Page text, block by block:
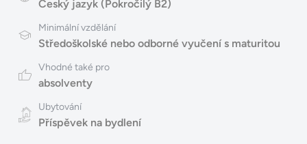
Český jazyk (Pokročilý B2)
Minimální vzdělání
Středoškolské nebo odborné vyučení s maturitou
Vhodné také pro
absolventy
Ubytování
Příspěvek na bydlení